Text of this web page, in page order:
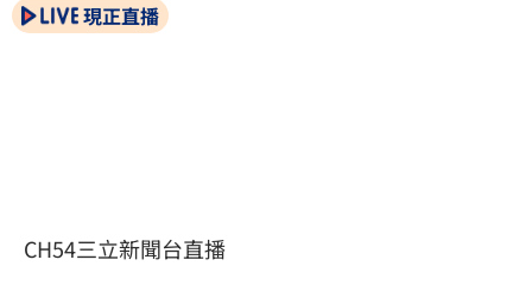
現正直播
CH54三立新聞台直播